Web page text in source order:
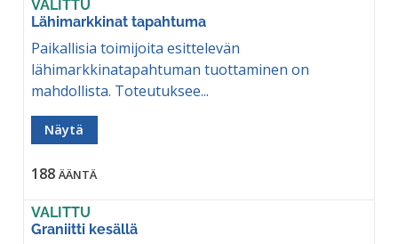
VALITTU
Lähimarkkinat tapahtuma
Paikallisia toimijoita esittelevän
lähimarkkinatapahtuman tuottaminen on
mahdollista. Toteutuksee...
Näytä
188 ÄÄNTÄ
VALITTU
Graniitti kesällä